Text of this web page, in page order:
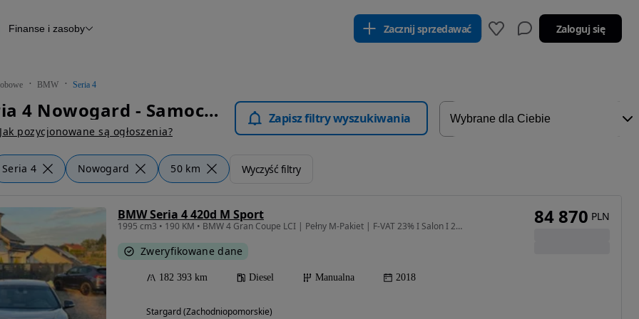
Raport z inspekcji
Otomoto News
Finanse i zasoby Zacznij sprzedawać Zaloguj się
BMW Seria 4
BMW Seria 4 Nowogard - Samochody Osobowe
Jak pozycjonowane są ogłoszenia?
Zapisz filtry wyszukiwania
Seria 4 Nowogard 50 km Wyczyść filtry
BMW Seria 4 420d M Sport
1995 cm3 • 190 KM • BMW 4 Gran Coupe LCI | Pełny M-Pakiet | F-VAT 23% I Salon I 2 kom kół
Zweryfikowane dane
182 393 km Diesel Manualna 2018
Stargard (Zachodniopomorskie)
84 870 PLN